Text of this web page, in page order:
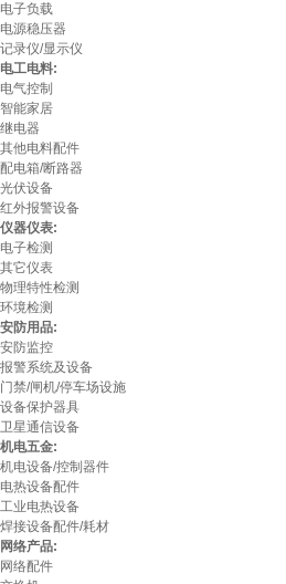
电子负载
电源稳压器
记录仪/显示仪
电工电料:
电气控制
智能家居
继电器
其他电料配件
配电箱/断路器
光伏设备
红外报警设备
仪器仪表:
电子检测
其它仪表
物理特性检测
环境检测
安防用品:
安防监控
报警系统及设备
门禁/闸机/停车场设施
设备保护器具
卫星通信设备
机电五金:
机电设备/控制器件
电热设备配件
工业电热设备
焊接设备配件/耗材
网络产品:
网络配件